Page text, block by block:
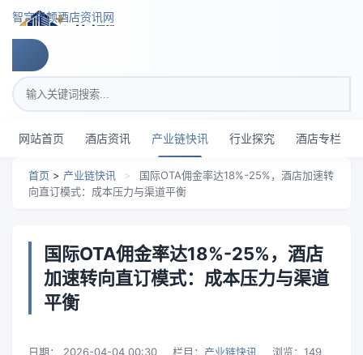
跳转到主要内容
智穹界顿酒店资讯网
搜索关键词
网站首页 酒店资讯 产业链快讯 行业探究 酒店专栏
首页 > 产业链快讯 >
国际OTA佣金率达18%-25%，酒店加速转
向直订模式：成本压力与渠道平衡
国际OTA佣金率达18%-25%，酒店
加速转向直订模式：成本压力与渠道
平衡
日期： 2026-04-04 00:30 栏目： 产业链快讯 浏览： 149